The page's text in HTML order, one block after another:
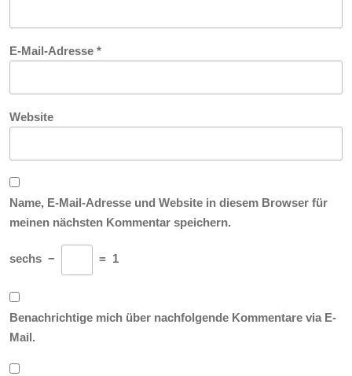
E-Mail-Adresse *
Website
Name, E-Mail-Adresse und Website in diesem Browser für
meinen nächsten Kommentar speichern.
sechs − = 1
Benachrichtige mich über nachfolgende Kommentare via E-
Mail.